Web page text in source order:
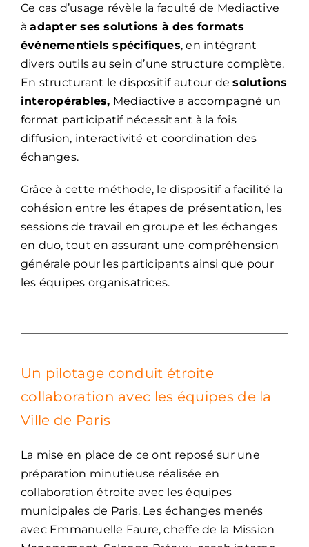
Ce cas d’usage révèle la faculté de Mediactive
àadapter ses solutions à des formats
événementiels spécifiques, en intégrant
divers outils au sein d’une structure complète.
En structurant le dispositif autour desolutions
interopérables, Mediactive a accompagné un
format participatif nécessitant à la fois
diffusion, interactivité et coordination des
échanges.
Grâce à cette méthode, le dispositif a facilité la
cohésion entre les étapes de présentation, les
sessions de travail en groupe et les échanges
en duo, tout en assurant une compréhension
générale pour les participants ainsi que pour
les équipes organisatrices.
Un pilotage conduit étroite
collaboration avec les équipes de la
Ville de Paris
La mise en place de ce ont reposé sur une
préparation minutieuse réalisée en
collaboration étroite avec les équipes
municipales de Paris. Les échanges menés
avec Emmanuelle Faure, cheffe de la Mission